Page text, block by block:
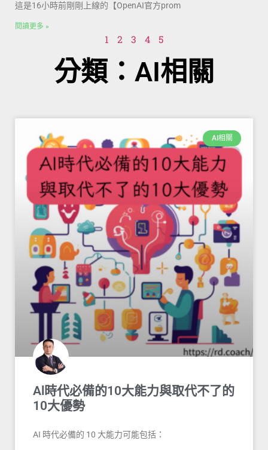
這是16小時前剛剛上線的【OpenAI官方prom
閱讀更多 »
1 2 3 4 5
分類：AI相關
AI相關
Al時代必備的10大能力與取代不了的
10大優勢
AI 時代必備的 10 大能力可能包括：